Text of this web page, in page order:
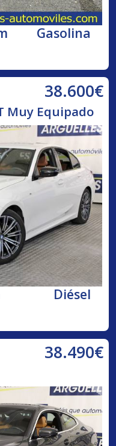
Gasolina
38.600€
Muy Equipado
Diésel
38.490€